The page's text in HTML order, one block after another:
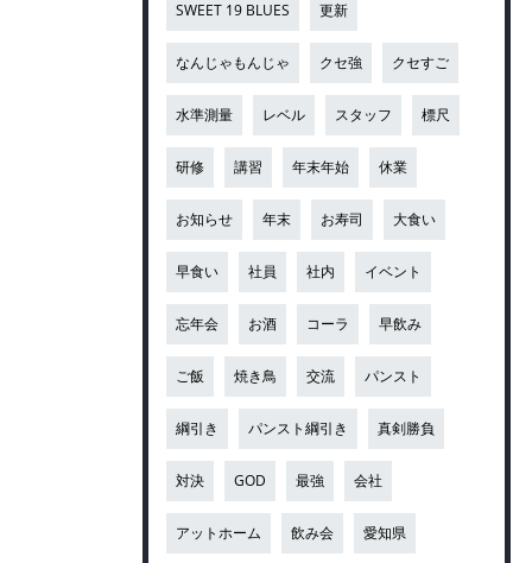
SWEET 19 BLUES 更新
なんじゃもんじゃ クセ強 クセすご
水準測量 レベル スタッフ 標尺
研修 講習 年末年始 休業
お知らせ 年末 お寿司 大食い
早食い 社員 社内 イベント
忘年会 お酒 コーラ 早飲み
ご飯 焼き鳥 交流 パンスト
綱引き パンスト綱引き 真剣勝負
対決 GOD 最強 会社
アットホーム 飲み会 愛知県